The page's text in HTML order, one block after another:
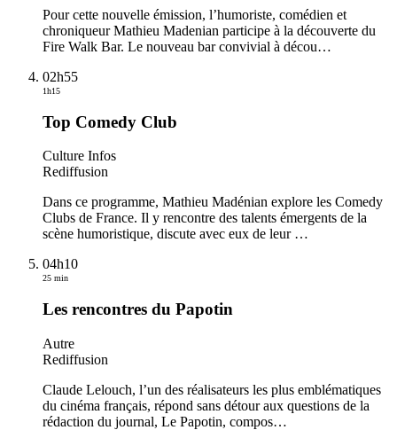
Pour cette nouvelle émission, l’humoriste, comédien et
chroniqueur Mathieu Madenian participe à la découverte du
Fire Walk Bar. Le nouveau bar convivial à décou…
02h55
1h15
Top Comedy Club
Culture Infos
Rediffusion
Dans ce programme, Mathieu Madénian explore les Comedy
Clubs de France. Il y rencontre des talents émergents de la
scène humoristique, discute avec eux de leur …
04h10
25 min
Les rencontres du Papotin
Autre
Rediffusion
Claude Lelouch, l’un des réalisateurs les plus emblématiques
du cinéma français, répond sans détour aux questions de la
rédaction du journal, Le Papotin, compos…